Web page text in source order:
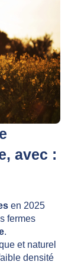
avec :
en 2025
fermes
.
et naturel
densité